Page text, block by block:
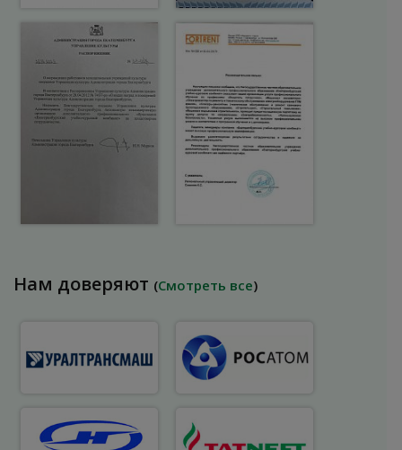
Нам доверяют (Смотреть все)